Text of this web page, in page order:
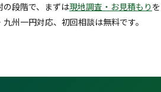
段階で、まずは現地調査・お見積もり を
州一円対応、初回相談は無料です。